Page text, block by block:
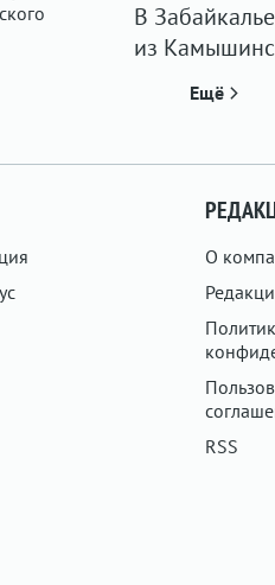
В
из
Ещё
О
RSS